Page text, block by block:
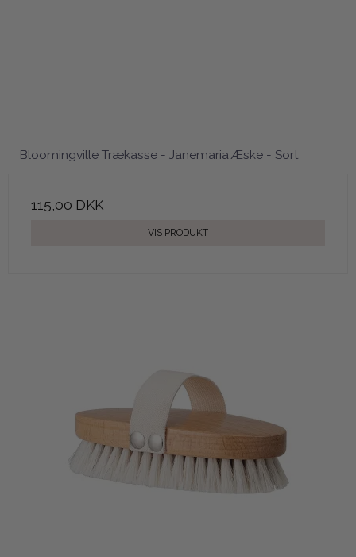
Bloomingville Trækasse - Janemaria Æske - Sort
115,00 DKK
VIS PRODUKT